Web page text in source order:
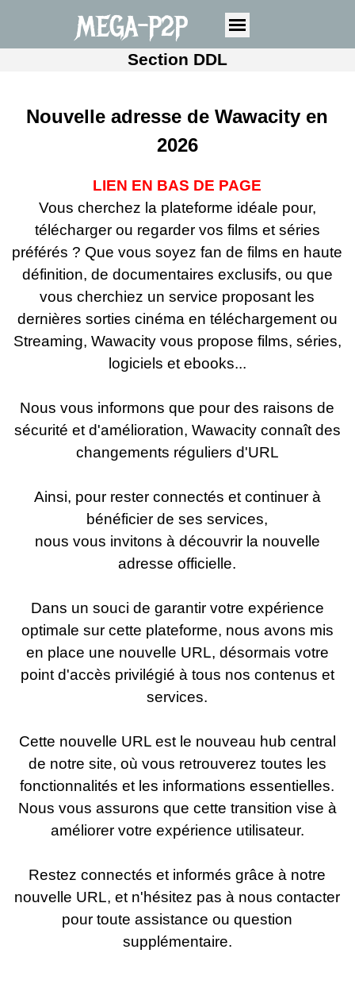
MEGA-P2P
Section DDL
Nouvelle adresse de Wawacity en
2026
LIEN EN BAS DE PAGE
Vous cherchez la plateforme idéale pour,
télécharger ou regarder vos films et séries
préférés ? Que vous soyez fan de films en haute
définition, de documentaires exclusifs, ou que
vous cherchiez un service proposant les
dernières sorties cinéma en téléchargement ou
Streaming, Wawacity vous propose films, séries,
logiciels et ebooks...
Nous vous informons que pour des raisons de
sécurité et d'amélioration, Wawacity connaît des
changements réguliers d'URL
Ainsi, pour rester connectés et continuer à
bénéficier de ses services,
nous vous invitons à découvrir la nouvelle
adresse officielle.
Dans un souci de garantir votre expérience
optimale sur cette plateforme, nous avons mis
en place une nouvelle URL, désormais votre
point d'accès privilégié à tous nos contenus et
services.
Cette nouvelle URL est le nouveau hub central
de notre site, où vous retrouverez toutes les
fonctionnalités et les informations essentielles.
Nous vous assurons que cette transition vise à
améliorer votre expérience utilisateur.
Restez connectés et informés grâce à notre
nouvelle URL, et n'hésitez pas à nous contacter
pour toute assistance ou question
supplémentaire.